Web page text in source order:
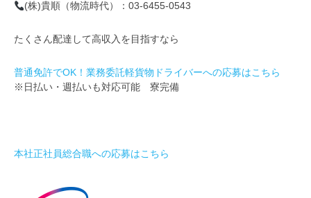
(株)貴順（物流時代）：03-6455-0543
たくさん配達して高収入を目指すなら
普通免許でOK！業務委託軽貨物ドライバーへの応募はこちら
※日払い・週払いも対応可能 寮完備
本社正社員総合職への応募はこちら